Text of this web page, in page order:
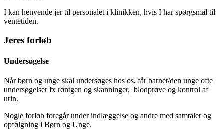
I kan henvende jer til personalet i klinikken, hvis I har spørgsmål til
ventetiden.
Jeres forløb
Undersøgelse
Når børn og unge skal undersøges hos os, får barnet/den unge ofte
undersøgelser fx røntgen og skanninger, blodprøve og kontrol af
urin.
Nogle forløb foregår under indlæggelse og andre med samtaler og
opfølgning i Børn og Unge.